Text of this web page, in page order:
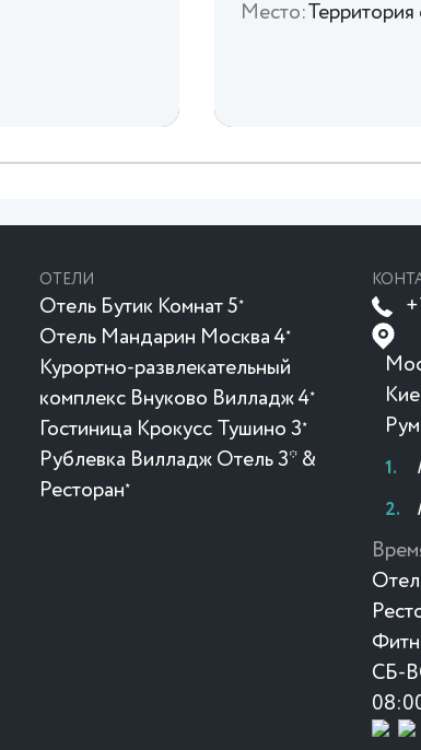
Место:Территория
ОТЕЛИ
Отель Бутик Комнат 5★
Отель Мандарин Москва 4★
Курортно-развлекательный
комплекс Внуково Вилладж 4★
Гостиница Крокусc Тушино 3★
Рублевка Вилладж Отель 3* &
Ресторан★
СБ-